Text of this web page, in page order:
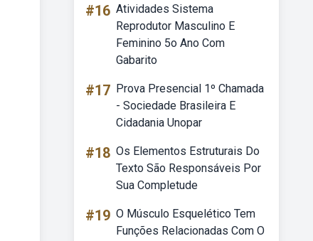
#16 Atividades Sistema
Reprodutor Masculino E
Feminino 5o Ano Com
Gabarito
#17 Prova Presencial 1º Chamada
- Sociedade Brasileira E
Cidadania Unopar
#18 Os Elementos Estruturais Do
Texto São Responsáveis Por
Sua Completude
#19 O Músculo Esquelético Tem
Funções Relacionadas Com O